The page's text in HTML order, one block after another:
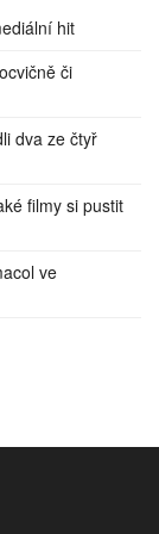
hit
či
dva ze čtyř
filmy si pustit
ve